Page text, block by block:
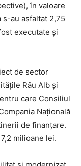
în valoare
au asfaltat 2,75
executate și
de sector
Râu Alb și
care Consiliul
Națională
de finanțare.
milioane lei.